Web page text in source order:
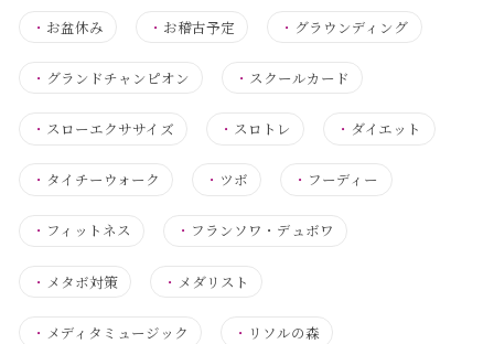
・ お盆休み ・ お稽古予定 ・ グラウンディング
・ グランドチャンピオン ・ スクールカード
・ スローエクササイズ ・ スロトレ ・ ダイエット
・ タイチーウォーク ・ ツボ ・ フーディー
・ フィットネス ・ フランソワ・デュボワ
・ メタボ対策 ・ メダリスト
・ メディタミュージック ・ リソルの森